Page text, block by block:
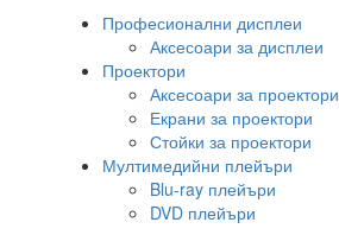
Професионални дисплеи
Аксесоари за дисплеи
Проектори
Аксесоари за проектори
Екрани за проектори
Стойки за проектори
Мултимедийни плейъри
Blu-ray плейъри
DVD плейъри